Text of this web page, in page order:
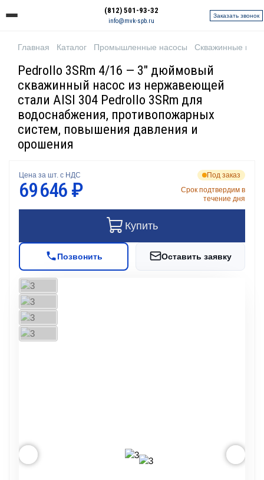
(812) 501-93-32
info@mvk-spb.ru
Заказать звонок
Главная Каталог Промышленные насосы Скважинные
Pedrollo 3SRm 4/16 — 3" дюймовый
скважинный насос из нержавеющей
стали AISI 304 Pedrollo 3SRm для
водоснабжения, противопожарных
систем, повышения давления и
орошения
Цена за шт. с НДС
69 646 ₽
Под заказ
Срок подтвердим в
течение дня
Купить
Позвонить Оставить заявку